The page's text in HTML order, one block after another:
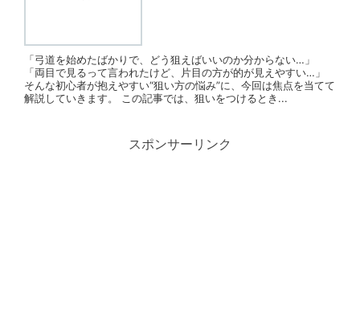
「弓道を始めたばかりで、どう狙えばいいのか分からない…」
「両目で見るって言われたけど、片目の方が的が見えやすい…」
そんな初心者が抱えやすい“狙い方の悩み”に、今回は焦点を当てて
解説していきます。 この記事では、狙いをつけるとき...
スポンサーリンク